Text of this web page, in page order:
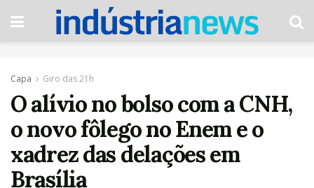
Capa Giro das 21h
O alívio no bolso com a CNH,
o novo fôlego no Enem e o
xadrez das delações em
Brasília